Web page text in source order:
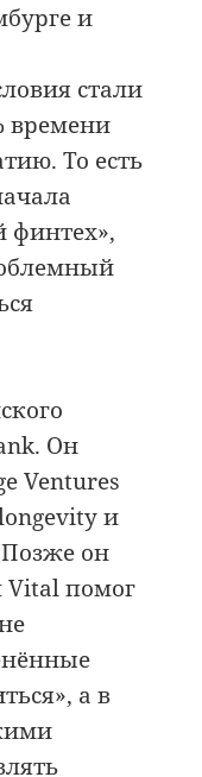
и
стали
времени
То есть
финтех»,
Он
Ventures
и
он
Vital помог
а в